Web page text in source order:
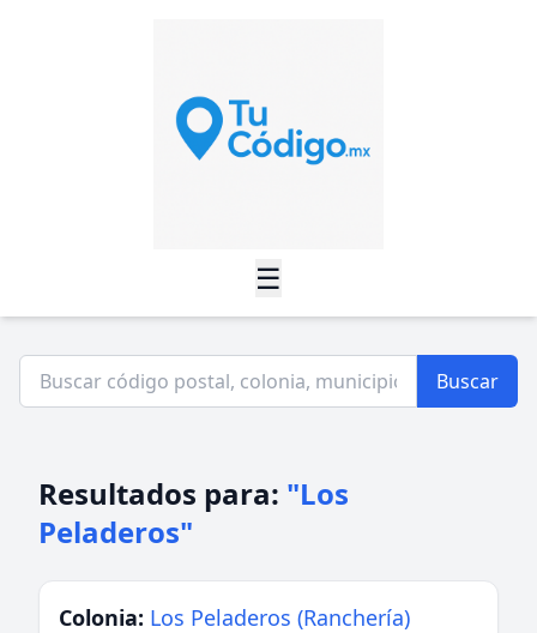
☰
Buscar
Resultados para: "Los
Peladeros"
Colonia: Los Peladeros (Ranchería)